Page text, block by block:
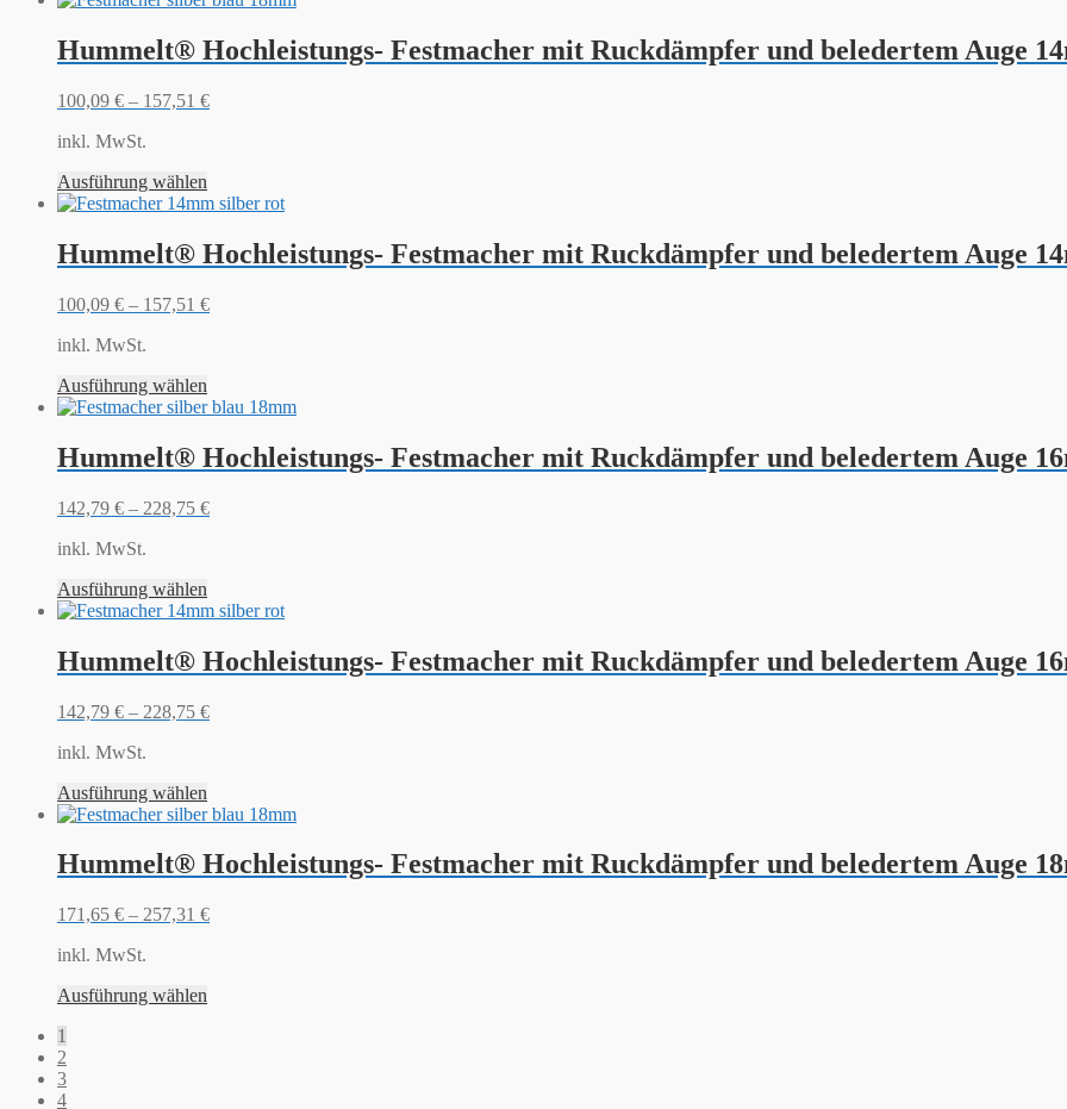
Hummelt® Hochleistungs- Festmacher mit Ruckdämpfer und beledertem Auge
100,09 € – 157,51 €
inkl. MwSt.
Ausführung wählen
Hummelt® Hochleistungs- Festmacher mit Ruckdämpfer und beledertem Auge
100,09 € – 157,51 €
inkl. MwSt.
Ausführung wählen
Hummelt® Hochleistungs- Festmacher mit Ruckdämpfer und beledertem Auge
142,79 € – 228,75 €
inkl. MwSt.
Ausführung wählen
Hummelt® Hochleistungs- Festmacher mit Ruckdämpfer und beledertem Auge
142,79 € – 228,75 €
inkl. MwSt.
Ausführung wählen
Hummelt® Hochleistungs- Festmacher mit Ruckdämpfer und beledertem Auge
171,65 € – 257,31 €
inkl. MwSt.
Ausführung wählen
1
2
3
4